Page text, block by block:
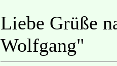
Liebe Grüße
Wolfgang"